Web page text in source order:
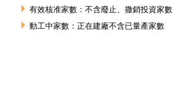
有效核准家數：不含廢止、撒銷投資家數
動工中家數：正在建廠不含已量產家數